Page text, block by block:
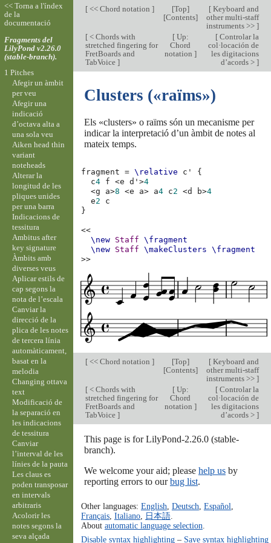
[<< Chord notation ] [Top]
[Contents]
[Keyboard and
other multi-staff
instruments >> ]
[< Chords with
stretched fingering for
FretBoards and
TabVoice ]
[Up:
Chord
notation ]
[Controlar la
col·locación de
les digitacions
d’acords > ]
Clusters («raïms»)
Els «clusters» o raïms són un mecanisme per
indicar la interpretació d’un àmbit de notes al
mateix temps.
fragment = \relative c'
{
c4 f <e d'>4
<g a>8 <e a> a4 c2 <d b>4
e2
c
}
<<
\new Staff
\fragment
\new Staff \makeClusters
\fragment
>>
[<< Chord notation ] [Top]
[Contents]
[Keyboard and
other multi-staff
instruments >> ]
[< Chords with
stretched fingering for
FretBoards and
TabVoice ]
[Up:
Chord
notation ]
[Controlar la
col·locación de
les digitacions
d’acords > ]
This page is for LilyPond-2.26.0 (stable-
branch).
We welcome your aid; please help usby
reporting errors to ourbug list.
Other languages: English Deutsch Español
Français, Italiano, 日本語.
About automatic language selection
Disable syntax highlighting– Save syntax highlighting
<< Torna a l'índex
de la
documentació
Fragments del
LilyPond v2.26.0
(stable-branch).
1 Pitches
Afegir un àmbit
per veu
Afegir una
indicació
d’octava alta a
una sola veu
Aiken head thin
variant
noteheads
Alterar la
longitud de les
pliques unides
per una barra
Indicacions de
tessitura
Ambitus after
key signature
Àmbits amb
diverses veus
Aplicar estils de
cap segons la
nota de l’escala
Canviar la
direcció de la
plica de les notes
de tercera línia
automàticament,
basat en la
melodia
Changing ottava
text
Modificació de
la separació en
les indicacions
de tessitura
Canviar
l’interval de les
línies de la pauta
Les claus es
poden transposar
en intervals
arbitraris
Acolorir les
notes segons la
seva alçada